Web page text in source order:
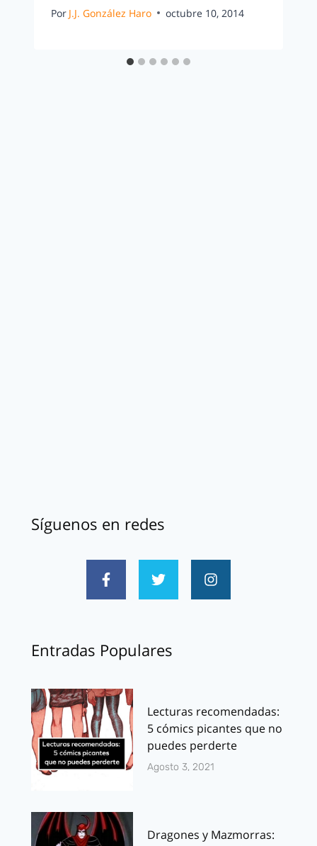
Por J.J. González Haro octubre 10, 2014
Síguenos en redes
Entradas Populares
Lecturas recomendadas:
5 cómics picantes que no
puedes perderte
Agosto 3, 2021
Dragones y Mazmorras: